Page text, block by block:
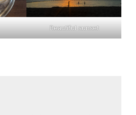
Beautiful sunset